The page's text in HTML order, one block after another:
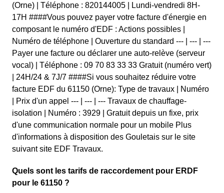
(Orne) | Téléphone : 820144005 | Lundi-vendredi 8H-
17H ####Vous pouvez payer votre facture d'énergie en
composant le numéro d'EDF : Actions possibles |
Numéro de téléphone | Ouverture du standard --- | --- | ---
Payer une facture ou déclarer une auto-relève (serveur
vocal) | Téléphone : 09 70 83 33 33 Gratuit (numéro vert)
| 24H/24 & 7J/7 ####Si vous souhaitez réduire votre
facture EDF du 61150 (Orne): Type de travaux | Numéro
| Prix d'un appel --- | --- | --- Travaux de chauffage-
isolation | Numéro : 3929 | Gratuit depuis un fixe, prix
d'une communication normale pour un mobile Plus
d'informations à disposition des Gouletais sur le site
suivant site EDF Travaux.
Quels sont les tarifs de raccordement pour ERDF
pour le 61150 ?